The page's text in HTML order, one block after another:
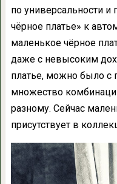
по универсальности и
чёрное платье» к
маленькое чёрное
даже с невысоким
платье, можно было с
множество
разному. Сейчас
присутствует в